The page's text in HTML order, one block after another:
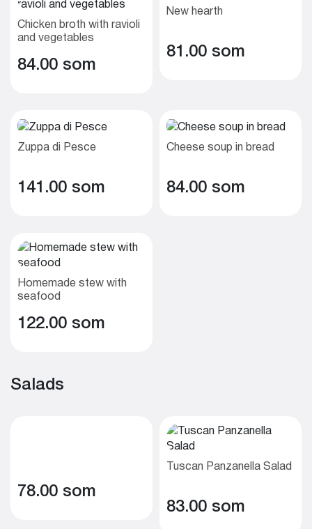
Chicken broth with ravioli
and vegetables
84.00 som
New hearth
81.00 som
Zuppa di Pesce
141.00 som
Cheese soup in bread
84.00 som
Homemade stew with
seafood
122.00 som
Salads
78.00 som
Tuscan Panzanella Salad
83.00 som